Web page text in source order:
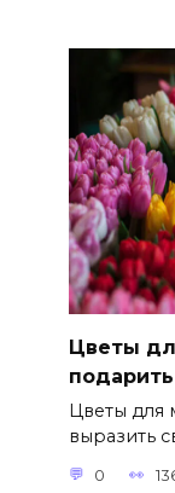
Цветы
Цветы для
выразить
0